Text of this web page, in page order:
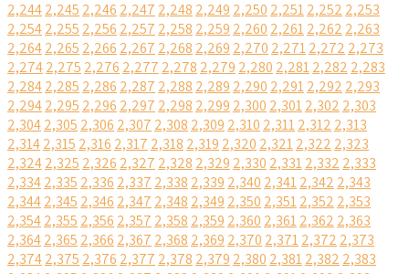
2,2442,245 2,246 2,247 2,248 2,249 2,250 2,2512,252 2,253
2,2542,255 2,256 2,257 2,258 2,259 2,260 2,2612,262 2,263
2,2642,265 2,266 2,267 2,268 2,269 2,270 2,2712,272 2,273
2,2742,275 2,276 2,277 2,278 2,279 2,280 2,2812,282 2,283
2,2842,285 2,286 2,287 2,288 2,289 2,290 2,2912,292 2,293
2,2942,295 2,296 2,297 2,298 2,299 2,300 2,3012,302 2,303
2,3042,305 2,306 2,307 2,308 2,309 2,310 2,3112,312 2,313
2,3142,315 2,316 2,317 2,318 2,319 2,320 2,3212,322 2,323
2,3242,325 2,326 2,327 2,328 2,329 2,330 2,3312,332 2,333
2,3342,335 2,336 2,337 2,338 2,339 2,340 2,3412,342 2,343
2,3442,345 2,346 2,347 2,348 2,349 2,350 2,3512,352 2,353
2,3542,355 2,356 2,357 2,358 2,359 2,360 2,3612,362 2,363
2,3642,365 2,366 2,367 2,368 2,369 2,370 2,3712,372 2,373
2,3742,375 2,376 2,377 2,378 2,379 2,380 2,3812,382 2,383